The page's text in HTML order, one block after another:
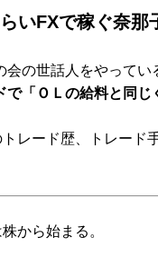
いFXで稼ぐ奈那
の世話人をやってい
「ＯＬの給料と同じ
レード歴、トレード
から始まる。